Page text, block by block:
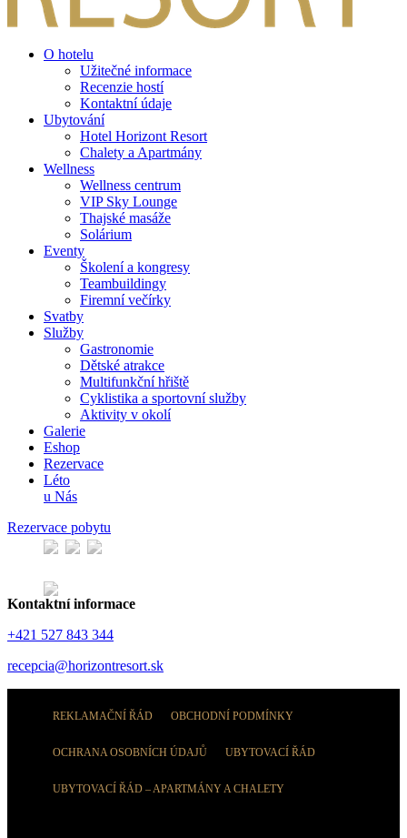
O hotelu
Užitečné informace
Recenzie hostí
Kontaktní údaje
Ubytování
Hotel Horizont Resort
Chalety a Apartmány
Wellness
Wellness centrum
VIP Sky Lounge
Thajské masáže
Solárium
Eventy
Školení a kongresy
Teambuildingy
Firemní večírky
Svatby
Služby
Gastronomie
Dětské atrakce
Multifunkční hřiště
Cyklistika a sportovní služby
Aktivity v okolí
Galerie
Eshop
Rezervace
Léto
u Nás
Rezervace pobytu
Kontaktní informace
+421 527 843 344
recepcia@horizontresort.sk
REKLAMAČNÍ ŘÁD OBCHODNÍ PODMÍNKY
OCHRANA OSOBNÍCH ÚDAJŮ UBYTOVACÍ ŘÁD
UBYTOVACÍ ŘÁD – APARTMÁNY A CHALETY